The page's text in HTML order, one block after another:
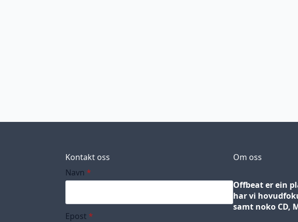
Kontakt oss
Navn *
Epost *
Om oss
Offbeat er ein
har vi
samt noko CD,